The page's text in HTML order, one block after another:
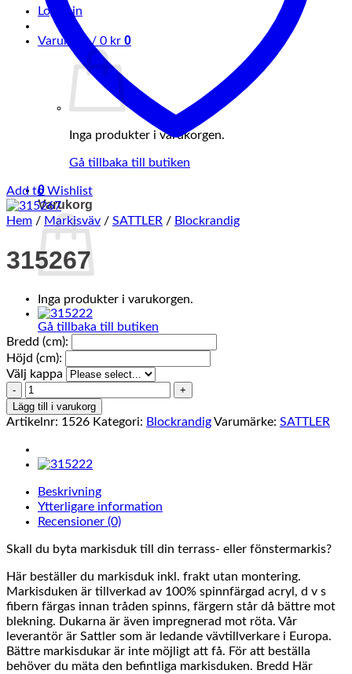
Logga in
Varukorg / 0 kr 0
Inga produkter i varukorgen.
Gå tillbaka till butiken
0
Varukorg
Inga produkter i varukorgen.
Gå tillbaka till butiken
Add to Wishlist
Hem / Markisväv / SATTLER / Blockrandig
315267
Bredd (cm):
Höjd (cm):
Välj kappa
315267
mängd
Lägg till i varukorg
Artikelnr: 1526 Kategori: BlockrandigVarumärke: SATTLER
Beskrivning
Ytterligare information
Recensioner (0)
Skall du byta markisduk till din terrass- eller fönstermarkis?
Här beställer du markisduk inkl. frakt utan montering.
Markisduken är tillverkad av 100% spinnfärgad acryl, d v s
fibern färgas innan tråden spinns, färgern står då bättre mot
blekning. Dukarna är även impregnerad mot röta. Vår
leverantör är Sattler som är ledande vävtillverkare i Europa.
Bättre markisdukar är inte möjligt att få. För att beställa
behöver du mäta den befintliga markisduken. Bredd Här